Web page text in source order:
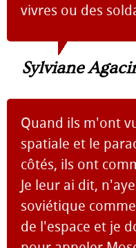
vivres ou des
Sylviane
Quand ils m'ont
spatiale et le
côtés, ils ont
Je leur ai dit,
soviétique
de l'espace et je